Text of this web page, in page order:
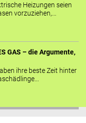
Heizungen seien
vorzuziehen,...
GAS – die Argumente,
ihre beste Zeit hinter